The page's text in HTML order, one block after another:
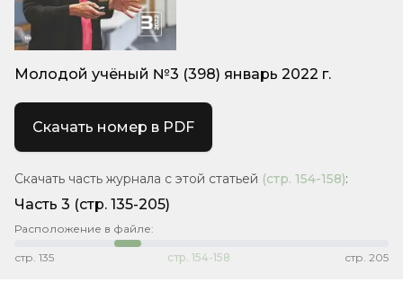
Молодой учёный №3 (398) январь 2022 г.
Скачать номер в PDF
Скачать часть журнала с этой статьей (стр. 154-158):
Часть 3 (стр. 135-205)
Расположение в файле:
стр. 135 стр.154-158 стр. 205